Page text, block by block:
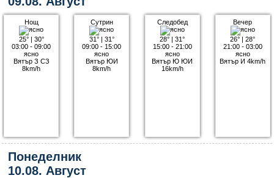
Нощ
25°| 30°
03:00 - 09:00
ясно
Вятър З СЗ
8km/h
Сутрин
31°| 31°
09:00 - 15:00
ясно
Вятър ЮИ
8km/h
Следобед
28° |31°
15:00 - 21:00
ясно
Вятър Ю ЮИ
16km/h
Вечер
26° |28°
21:00 - 03:00
ясно
Вятър И 4km/h
Понеделник
10.08. Август